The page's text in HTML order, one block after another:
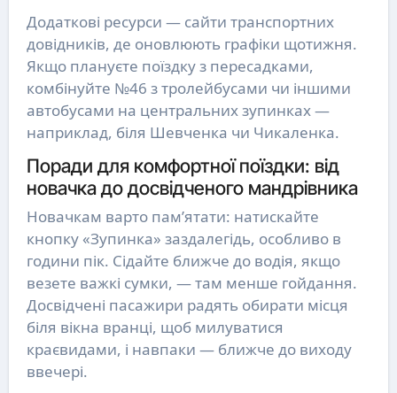
Додаткові ресурси — сайти транспортних
довідників, де оновлюють графіки щотижня.
Якщо плануєте поїздку з пересадками,
комбінуйте №46 з тролейбусами чи іншими
автобусами на центральних зупинках —
наприклад, біля Шевченка чи Чикаленка.
Поради для комфортної поїздки: від
новачка до досвідченого мандрівника
Новачкам варто пам’ятати: натискайте
кнопку «Зупинка» заздалегідь, особливо в
години пік. Сідайте ближче до водія, якщо
везете важкі сумки, — там менше гойдання.
Досвідчені пасажири радять обирати місця
біля вікна вранці, щоб милуватися
краєвидами, і навпаки — ближче до виходу
ввечері.